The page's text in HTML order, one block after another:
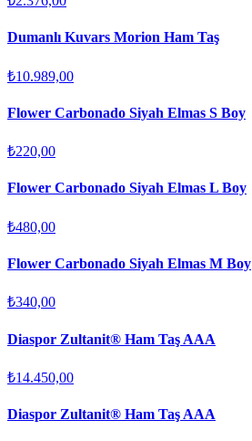
Dumanlı Kuvars Morion Ham Taş
₺10.989,00
Flower Carbonado Siyah Elmas S Boy
₺220,00
Flower Carbonado Siyah Elmas L Boy
₺480,00
Flower Carbonado Siyah Elmas M Boy
₺340,00
Diaspor Zultanit® Ham Taş AAA
₺14.450,00
Diaspor Zultanit® Ham Taş AAA